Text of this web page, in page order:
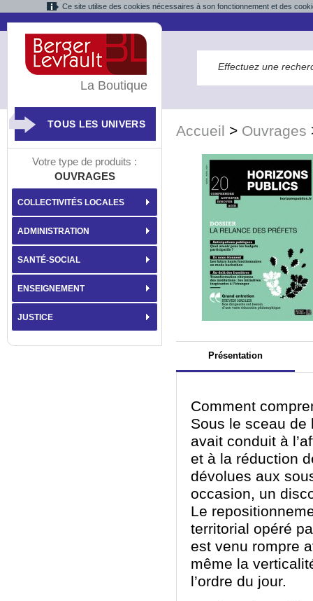
Ce site utilise des cookies nécessaires à son fonctionnement et des
Accueil > Ouvrages
Présentation
Comment
Sous le sceau de
avait conduit à
et à la réduction
dévolues aux
occasion, un
Le
territorial opéré
est venu rompre
même la
l’ordre du jour.
La Boutique
TOUS LES UNIVERS
Votre type de produits :
OUVRAGES
COLLECTIVITÉS LOCALES
ADMINISTRATION
SANTÉ-SOCIAL
ENSEIGNEMENT
JUSTICE